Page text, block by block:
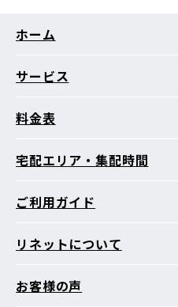
ホーム
サービス
料金表
宅配エリア・集配時間
ご利用ガイド
リネットについて
お客様の声